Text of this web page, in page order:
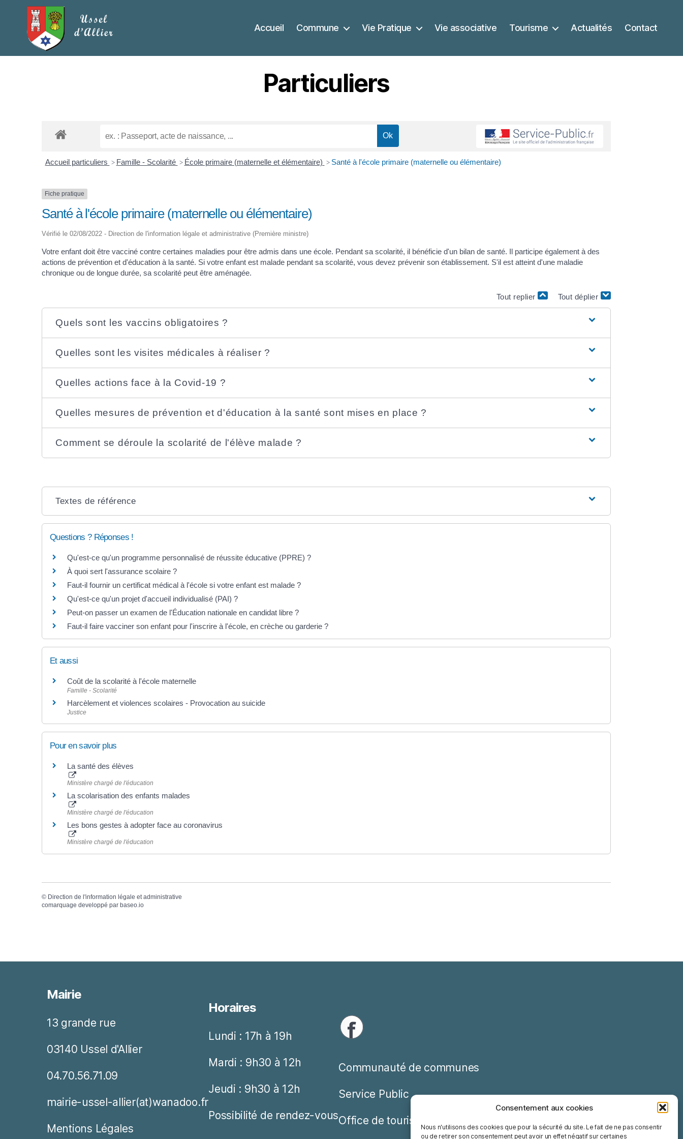
Consentement aux cookies
Nous n'utilisons des cookies que pour la sécurité du site. Le fait de ne pas consentir
ou de retirer son consentement peut avoir un effet négatif sur certaines
Accueil Commune Vie Pratique Vie associative Tourisme Actualités Contact
Particuliers
Accueil particuliers > Famille - Scolarité > École primaire (maternelle et élémentaire) > Santé à l'école primaire (maternelle ou élémentaire)
Fiche pratique
Santé à l'école primaire (maternelle ou élémentaire)
Vérifié le 02/08/2022 - Direction de l'information légale et administrative (Première ministre)
Votre enfant doit être vacciné contre certaines maladies pour être admis dans une école. Pendant sa scolarité, il bénéficie d'un bilan de santé. Il participe également à des
actions de prévention et d'éducation à la santé. Si votre enfant est malade pendant sa scolarité, vous devez prévenir son établissement. S'il est atteint d'une maladie
chronique ou de longue durée, sa scolarité peut être aménagée.
Tout replier Tout déplier
Quels sont les vaccins obligatoires ?
Quelles sont les visites médicales à réaliser ?
Quelles actions face à la Covid-19 ?
Quelles mesures de prévention et d'éducation à la santé sont mises en place ?
Comment se déroule la scolarité de l'élève malade ?
Textes de référence
Questions ? Réponses !
Qu'est-ce qu'un programme personnalisé de réussite éducative (PPRE) ?
À quoi sert l'assurance scolaire ?
Faut-il fournir un certificat médical à l'école si votre enfant est malade ?
Qu'est-ce qu'un projet d'accueil individualisé (PAI) ?
Peut-on passer un examen de l'Éducation nationale en candidat libre ?
Faut-il faire vacciner son enfant pour l'inscrire à l'école, en crèche ou garderie ?
Et aussi
Coût de la scolarité à l'école maternelle
Famille - Scolarité
Harcèlement et violences scolaires - Provocation au suicide
Justice
Pour en savoir plus
La santé des élèves
Ministère chargé de l'éducation
La scolarisation des enfants malades
Ministère chargé de l'éducation
Les bons gestes à adopter face au coronavirus
Ministère chargé de l'éducation
© Direction de l'information légale et administrative
comarquage developpé par baseo.io
Mairie
13 grande rue
03140 Ussel d'Allier
04.70.56.71.09
mairie-ussel-allier(at)wanadoo.fr
Mentions Légales
Horaires
Lundi : 17h à 19h
Mardi : 9h30 à 12h
Jeudi : 9h30 à 12h
Possibilité de rendez-vous
Communauté de communes
Service Public
Office de tourisme